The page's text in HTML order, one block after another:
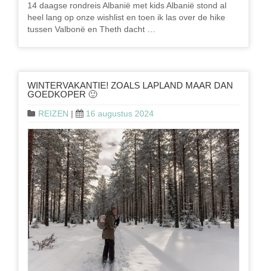
14 daagse rondreis Albanië met kids Albanië stond al
heel lang op onze wishlist en toen ik las over de hike
tussen Valbonë en Theth dacht …
WINTERVAKANTIE! ZOALS LAPLAND MAAR DAN
GOEDKOPER 🙂
REIZEN | 16 augustus 2024